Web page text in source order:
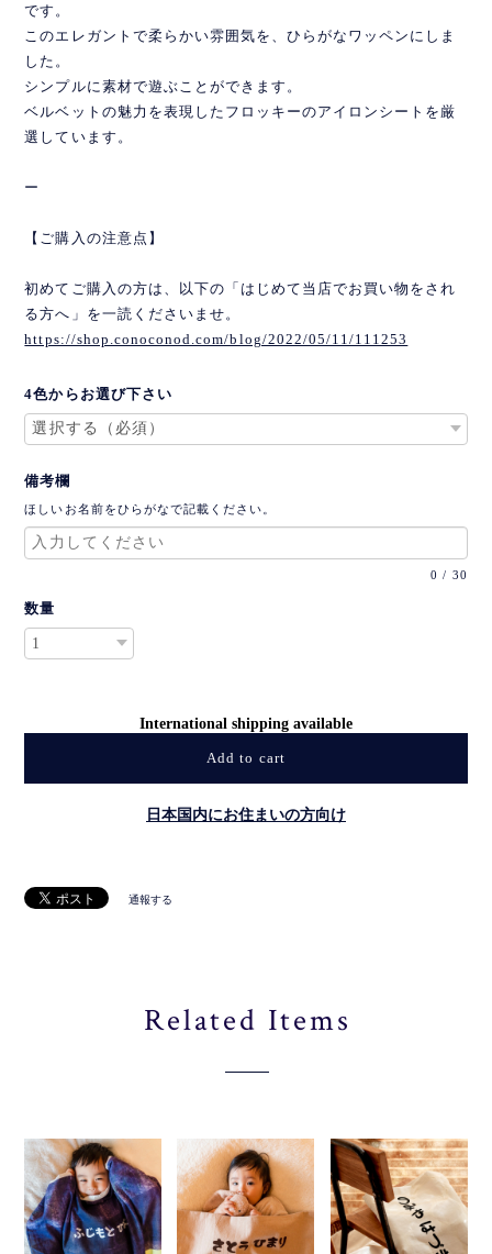
です。
このエレガントで柔らかい雰囲気を、ひらがなワッペンにしま
した。
シンプルに素材で遊ぶことができます。
ベルベットの魅力を表現したフロッキーのアイロンシートを厳
選しています。
ー
【ご購入の注意点】
初めてご購入の方は、以下の「はじめて当店でお買い物をされ
る方へ」を一読くださいませ。
https://shop.conoconod.com/blog/2022/05/11/111253
4色からお選び下さい
備考欄
ほしいお名前をひらがなで記載ください。
0 / 30
数量
International shipping available
Add to cart
日本国内にお住まいの方向け
通報する
Related Items